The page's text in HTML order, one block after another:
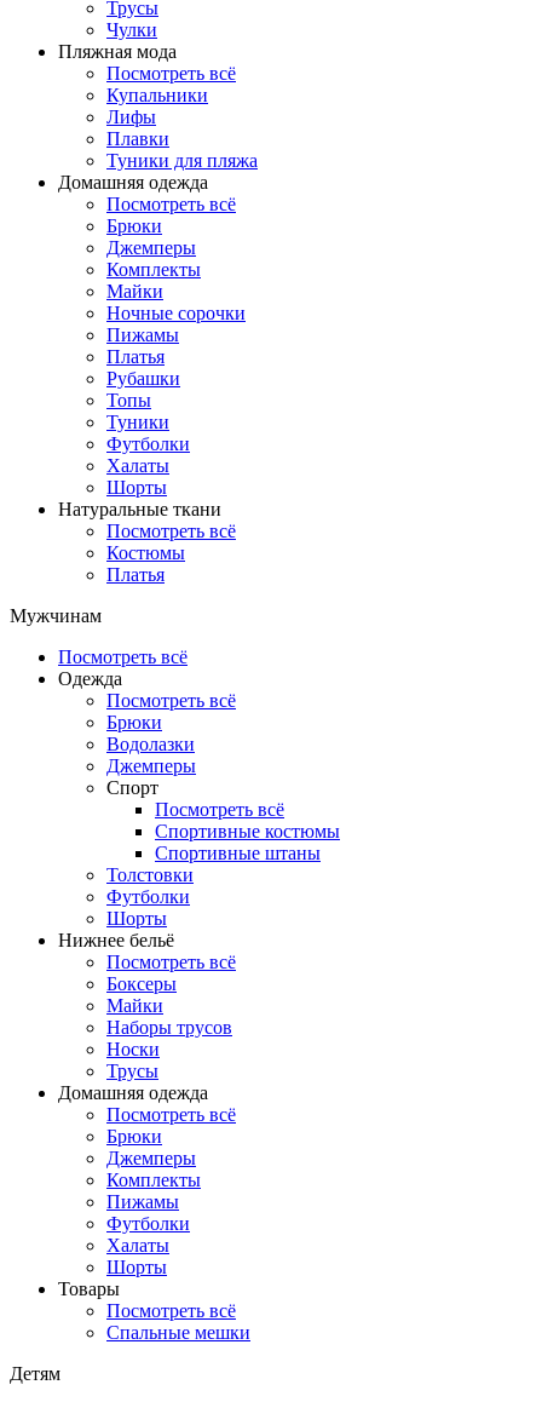
Трусы
Чулки
Пляжная мода
Посмотреть всё
Купальники
Лифы
Плавки
Туники для пляжа
Домашняя одежда
Посмотреть всё
Брюки
Джемперы
Комплекты
Майки
Ночные сорочки
Пижамы
Платья
Рубашки
Топы
Туники
Футболки
Халаты
Шорты
Натуральные ткани
Посмотреть всё
Костюмы
Платья
Мужчинам
Посмотреть всё
Одежда
Посмотреть всё
Брюки
Водолазки
Джемперы
Спорт
Посмотреть всё
Спортивные костюмы
Спортивные штаны
Толстовки
Футболки
Шорты
Нижнее бельё
Посмотреть всё
Боксеры
Майки
Наборы трусов
Носки
Трусы
Домашняя одежда
Посмотреть всё
Брюки
Джемперы
Комплекты
Пижамы
Футболки
Халаты
Шорты
Товары
Посмотреть всё
Спальные мешки
Детям